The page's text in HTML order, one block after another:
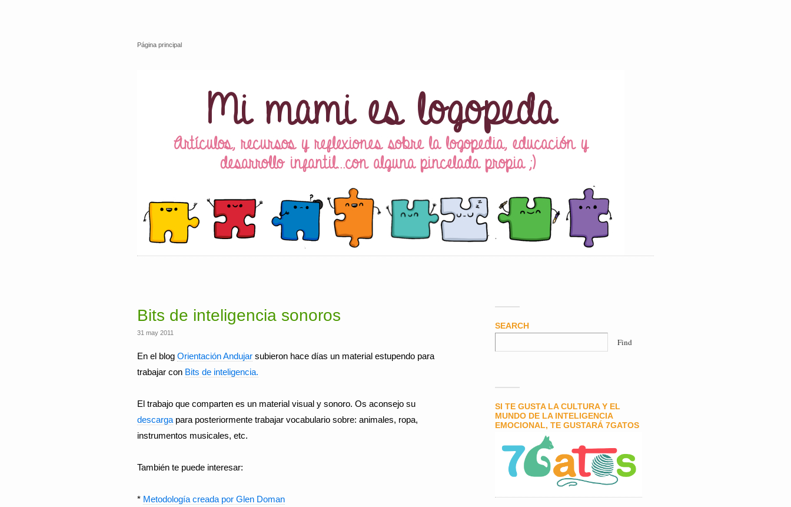
Página principal
Bits de inteligencia sonoros
31 may 2011
En el blog Orientación Andujar subieron hace días un material estupendo para
trabajar con Bits de inteligencia.
El trabajo que comparten es un material visual y sonoro. Os aconsejo su
descarga para posteriormente trabajar vocabulario sobre: animales, ropa,
instrumentos musicales, etc.
También te puede interesar:
* Metodología creada por Glen Doman
SEARCH
SI TE GUSTA LA CULTURA Y EL
MUNDO DE LA INTELIGENCIA
EMOCIONAL, TE GUSTARÁ 7GATOS